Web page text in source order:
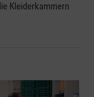
Kleiderkammern